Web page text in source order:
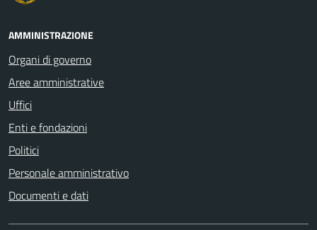
AMMINISTRAZIONE
Organi di governo
Aree amministrative
Uffici
Enti e fondazioni
Politici
Personale amministrativo
Documenti e dati